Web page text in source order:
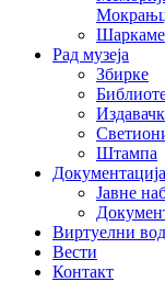
Рад музеја
Збирке
Штампа
Документација
Јавне
Виртуелни
Вести
Контакт